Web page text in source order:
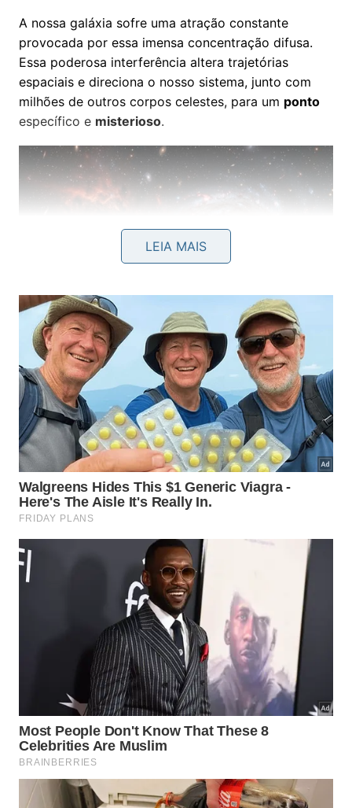
A nossa galáxia sofre uma atração constante
provocada por essa imensa concentração difusa.
Essa poderosa interferência altera trajetórias
espaciais e direciona o nosso sistema, junto com
milhões de outros corpos celestes, para um ponto
específico e misterioso.
A poeira cósmica oculta a intensa atividade gravitacional
concentrada no centro do Grande Atrator. – Imagem
gerada por IA
Os efeitos dessa atração mostram a magnitude das
estruturas que moldam o cosmos observável.
Estudar essas dinâmicas ajuda a mapear a
velocidade galáctica, evidenciando como a
gravidade atua de forma soberana sobre a matéria
emlargaescala no espaço.
O que é o Aglomerado Norma e sua
importância?
LEIA MAIS